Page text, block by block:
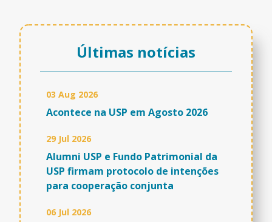
Últimas notícias
03 Aug 2026
Acontece na USP em Agosto 2026
29 Jul 2026
Alumni USP e Fundo Patrimonial da
USP firmam protocolo de intenções
para cooperação conjunta
06 Jul 2026